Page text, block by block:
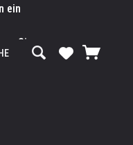
ein
Sie